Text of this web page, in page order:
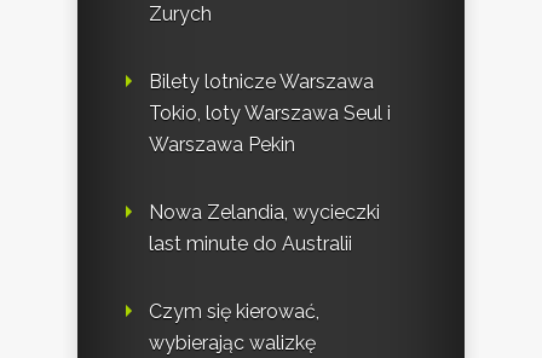
Zurych
Bilety lotnicze Warszawa
Tokio, loty Warszawa Seul i
Warszawa Pekin
Nowa Zelandia, wycieczki
last minute do Australii
Czym się kierować,
wybierając walizkę